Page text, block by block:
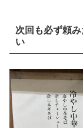
次回も必ず頼
い